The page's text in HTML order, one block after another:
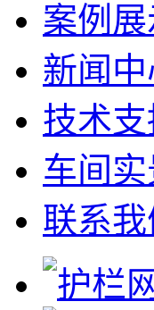
案例展
新闻
技术
车间实
联系我